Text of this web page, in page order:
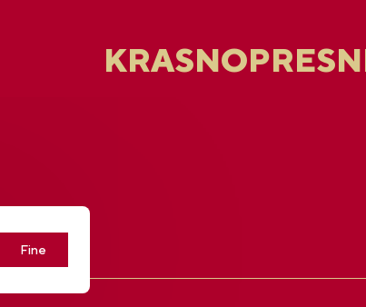
Fine